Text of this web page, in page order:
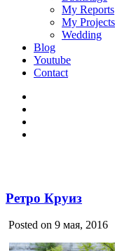
My Reports
My Projects
Wedding
Blog
Youtube
Contact
Ретро Круиз
Posted on 9 мая,